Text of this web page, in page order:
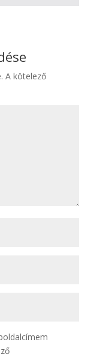
A kötelező